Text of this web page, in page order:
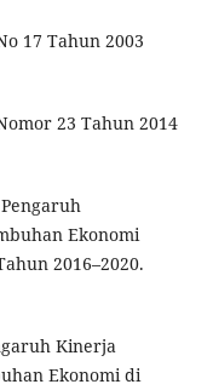
17 Tahun 2003
23 Tahun 2014
Ekonomi
2016–2020.
Kinerja
Ekonomi di